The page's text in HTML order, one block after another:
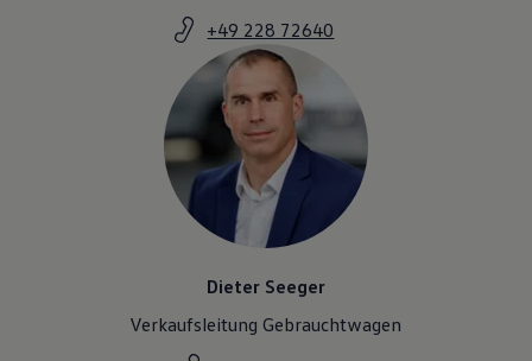
+49 228 72640
Dieter Seeger
Verkaufsleitung Gebrauchtwagen